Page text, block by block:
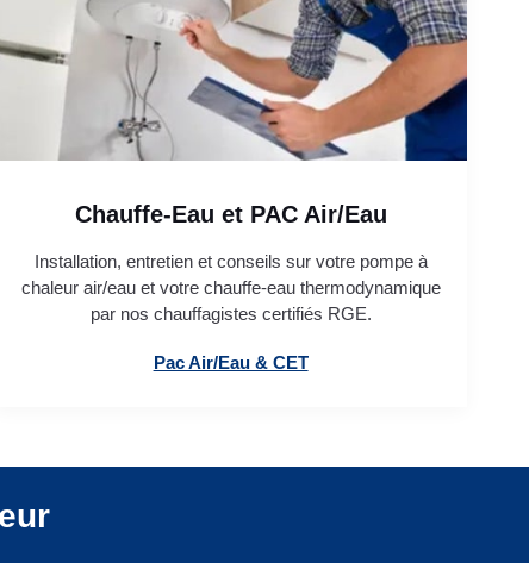
Chauffe-Eau et PAC Air/Eau
Installation, entretien et conseils sur votre pompe à
chaleur air/eau et votre chauffe-eau thermodynamique
par nos chauffagistes certifiés RGE.
Pac Air/Eau & CET